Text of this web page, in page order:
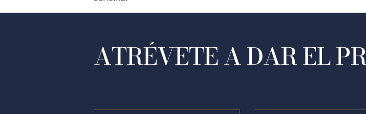
ATRÉVETE A DAR EL